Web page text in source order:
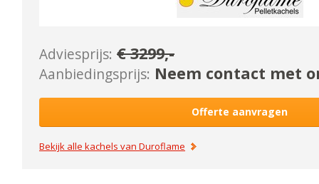
Adviesprijs: €3299,-
Aanbiedingsprijs: Neem contact met
Offerte aanvragen
Bekijk alle kachels vanDuroflame